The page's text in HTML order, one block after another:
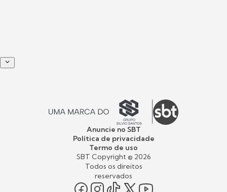
Anuncie no SBT
Política de privacidade
Termo de uso
SBT Copyright © 2026
Todos os direitos
reservados